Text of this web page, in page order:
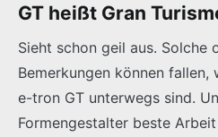
GT heißt Gran
Sieht schon geil aus. Solche
Bemerkungen können fallen,
e-tron GT unterwegs sind.
Formengestalter beste